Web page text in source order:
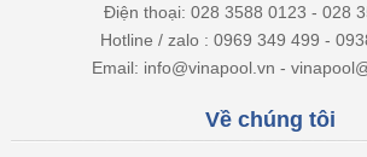
Điện thoại: 028 3588 0123 - 028
Hotline / zalo : 0969 349 499 -
Email: info@vinapool.vn -
Về chúng tôi